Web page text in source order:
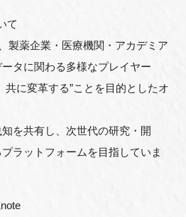
て
製薬企業・医療機関・アカデミア
タに関わる多様なプレイヤー
共に変革する”ことを目的としたオ
を共有し、次世代の研究・開
ラットフォームを目指していま